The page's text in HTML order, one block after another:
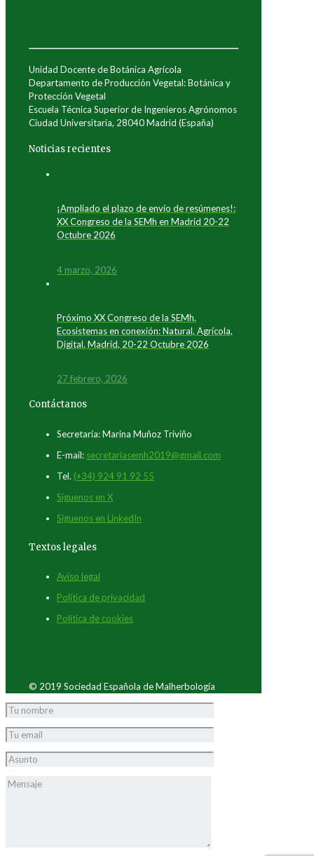
Unidad Docente de Botánica Agrícola
Departamento de Producción Vegetal: Botánica y
Protección Vegetal
Escuela Técnica Superior de Ingenieros Agrónomos
Ciudad Universitaria, 28040 Madrid (España)
Noticias recientes
¡Ampliado el plazo de envío de resúmenes!:
XX Congreso de la SEMh en Madrid 20-22
Octubre 2026
4 marzo, 2026
Próximo XX Congreso de la SEMh.
Ecosistemas en conexión: Natural, Agrícola,
Digital. Madrid, 20-22 Octubre 2026
27 febrero, 2026
Contáctanos
Secretaría: Marina Muñoz Triviño
E-mail: secretariasemh2019@gmail.com
Tel. (+34) 924 91 92 55
Síguenos en X
Síguenos en LinkedIn
Textos legales
Aviso legal
Política de privacidad
Política de cookies
© 2019 Sociedad Española de Malherbología